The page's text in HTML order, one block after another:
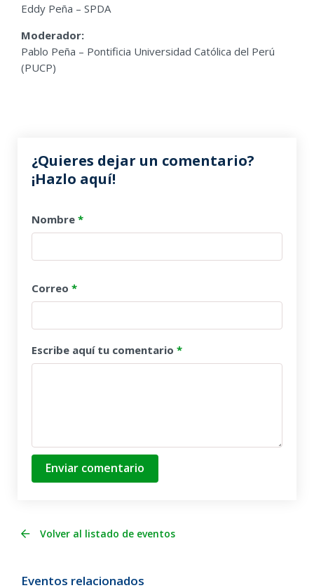
Eddy Peña – SPDA
Moderador:
Pablo Peña – Pontificia Universidad Católica del Perú
(PUCP)
¿Quieres dejar un comentario?
¡Hazlo aquí!
Nombre *
Correo *
Escribe aquí tu comentario *
Enviar comentario
Volver al listado de eventos
Eventos relacionados